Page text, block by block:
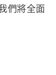
們將全面